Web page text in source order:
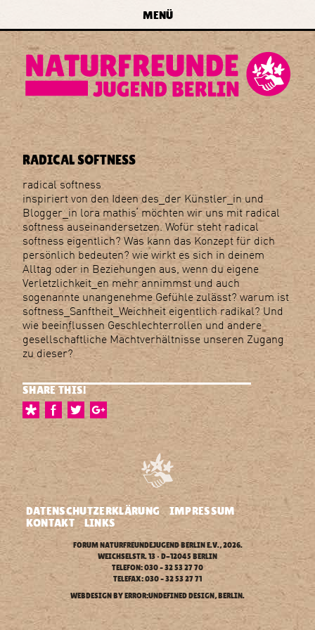
zum Inhalt springen
forum
naturfreundejugend
e.v.
MENÜ
RADICAL SOFTNESS
radical softness
inspiriert von den Ideen des_der Künstler_in und
Blogger_in lora mathis‘ möchten wir uns mit radical
softness auseinandersetzen. Wofür steht radical
softness eigentlich? Was kann das Konzept für dich
persönlich bedeuten? wie wirkt es sich in deinem
Alltag oder in Beziehungen aus, wenn du eigene
Verletzlichkeit_en mehr annimmst und auch
sogenannte unangenehme Gefühle zulässt? warum ist
softness_Sanftheit_Weichheit eigentlich radikal? Und
wie beeinflussen Geschlechterrollen und andere
gesellschaftliche Machtverhältnisse unseren Zugang
zu dieser?
SHARE THIS!
DATENSCHUTZERKLÄRUNG
IMPRESSUM
KONTAKT
LINKS
FORUM NATURFREUNDEJUGEND BERLIN E.V., 2026.
WEICHSELSTR. 13 • D-12045 BERLIN
TELEFON: 030 – 32 53 27 70
TELEFAX: 030 – 32 53 27 71
WEBDESIGN BYERROR:UNDEFINED DESIGN, BERLIN.